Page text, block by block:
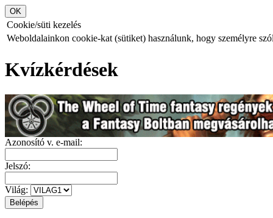
Cookie/süti kezelés
Weboldalainkon cookie-kat (sütiket) használunk, hogy személyre
Kvízkérdések
Azonosító v. e-mail:
Jelszó:
Világ: